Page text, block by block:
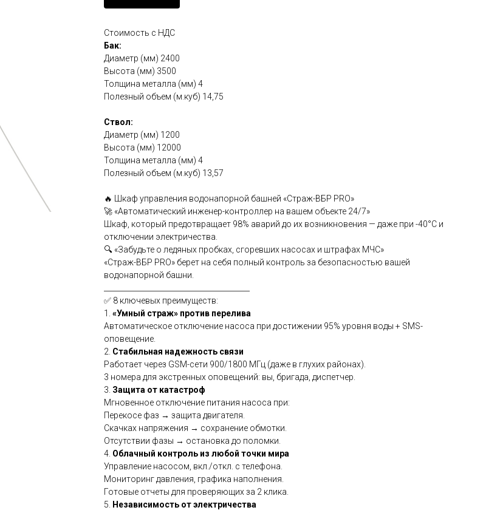
Стоимость с НДС
Бак:
Диаметр (мм) 2400
Высота (мм) 3500
Толщина металла (мм) 4
Полезный объем (м.куб) 14,75
Ствол:
Диаметр (мм) 1200
Высота (мм) 12000
Толщина металла (мм) 4
Полезный объем (м.куб) 13,57
🔥 Шкаф управления водонапорной башней «Страж-ВБР PRO»
🚀 «Автоматический инженер-контроллер на вашем объекте 24/7»
Шкаф, который предотвращает 98% аварий до их возникновения — даже при -40°C и
отключении электричества.
🔍 «Забудьте о ледяных пробках, сгоревших насосах и штрафах МЧС»
«Страж-ВБР PRO» берет на себя полный контроль за безопасностью вашей
водонапорной башни.
✅ 8 ключевых преимуществ:
1. «Умный страж» против перелива
Автоматическое отключение насоса при достижении 95% уровня воды + SMS-
оповещение.
2. Стабильная надежность связи
Работает через GSM-сети 900/1800 МГц (даже в глухих районах).
3 номера для экстренных оповещений: вы, бригада, диспетчер.
3. Защита от катастроф
Мгновенное отключение питания насоса при:
Перекосе фаз → защита двигателя.
Скачках напряжения → сохранение обмотки.
Отсутствии фазы → остановка до поломки.
4. Облачный контроль из любой точки мира
Управление насосом, вкл./откл. с телефона.
Мониторинг давления, графика наполнения.
Готовые отчеты для проверяющих за 2 клика.
5. Независимость от электричества